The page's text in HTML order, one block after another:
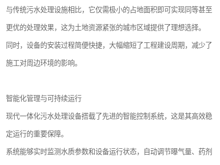
与传统污水处理设施相比，它仅需极小的占地面积即可实现同等甚至
更优的处理效果，这为土地资源紧张的城市区域提供了理想选择。
同时，设备的安装过程简便快捷，大幅缩短了工程建设周期，减少了
施工对周边环境的影响。
智能化管理与可持续运行
现代一体化污水处理设备搭载了先进的智能控制系统，这是其高效稳
定运行的重要保障。
系统能够实时监测水质参数和设备运行状态，自动调节曝气量、药剂
喷漆污水处理设备
屠宰场一体化污水处设备生产厂家
汽车污水处理设备
疗养院污水处理设备